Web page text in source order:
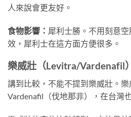
人來說會更友好。
食物影響： 犀利士勝。不用刻意
效，犀利士在這方面方便很多。
樂威壯（Levitra/Vardenafil
講到比較，不能不提到樂威壯。
Vardenafil（伐地那非），在台灣